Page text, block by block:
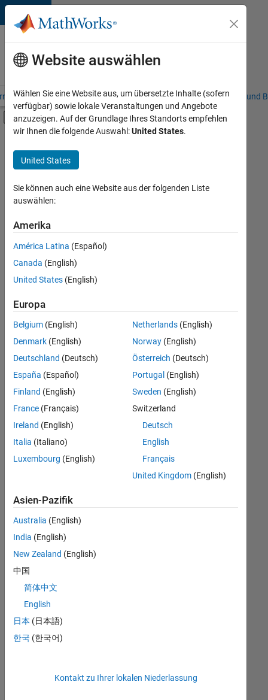
Weiter zum Inhalt
Karriere
bei
MathWorks
– Übersicht Stellensuche Niederlassungen Studierende und
Umschaltung für Off-Canvas-
Hauptinhalt
Praktika
Programm für Berufseinsteiger (EDG)
Infrastructure and Architecture
Release Engineering
Technical Writing
User Experience
+5
Derzeit
es
keine
offenen
Stellen,
Ihren
Suchkriterien
entsprechen.
können
die
Suchkriterien
weiter
fassen
oder
alle
Stellenangebote
anzeigen .
noch
keine
offenen
Stellen
können,
die
Ihren
entsprechen,
werden
unseres
Website auswählen
Wählen Sie eine Website aus, um übersetzte Inhalte (sofern
verfügbar) sowie lokale Veranstaltungen und Angebote
anzuzeigen. Auf der Grundlage Ihres Standorts empfehlen
wir Ihnen die folgende Auswahl:United States.
United States
Sie können auch eine Website aus der folgenden Liste
auswählen:
Amerika
América Latina (Español)
Canada (English)
United States (English)
Europa
Belgium (English)
Denmark (English)
Deutschland (Deutsch)
España (Español)
Finland (English)
France (Français)
Ireland (English)
Italia (Italiano)
Luxembourg (English)
Netherlands(English)
Norway(English)
Österreich (Deutsch)
Portugal (English)
Sweden (English)
Switzerland
Deutsch
English
Français
United Kingdom(English)
Asien-Pazifik
Australia (English)
India (English)
New Zealand (English)
中国
简体中文
English
日本 (日本語)
한국 (한국어)
Kontakt zu Ihrer lokalen Niederlassung